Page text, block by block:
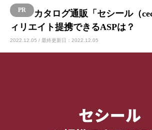
カタログ通販「セシール（
ィリエイト提携できるASPは？
2022.12.05 / 最終更新日：2022.12.05